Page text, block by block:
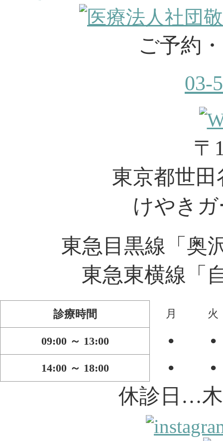
ご予約
03-
〒
東京都世田
けやき
東急目黒線「奥
東急東横線「
診療時間 月 火
09:00 ～ 13:00 ● ●
14:00 ～ 18:00 ● ●
休診日…